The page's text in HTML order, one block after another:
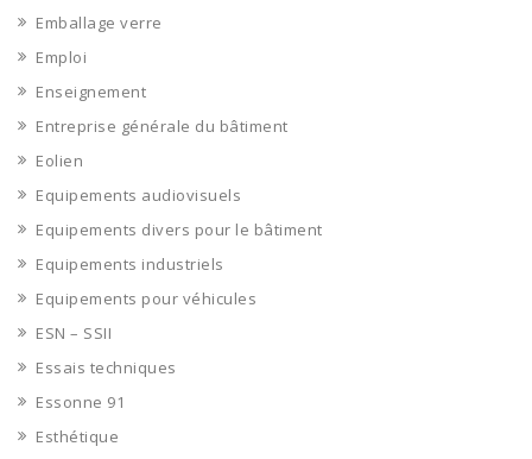
Emballage verre
Emploi
Enseignement
Entreprise générale du bâtiment
Eolien
Equipements audiovisuels
Equipements divers pour le bâtiment
Equipements industriels
Equipements pour véhicules
ESN – SSII
Essais techniques
Essonne 91
Esthétique